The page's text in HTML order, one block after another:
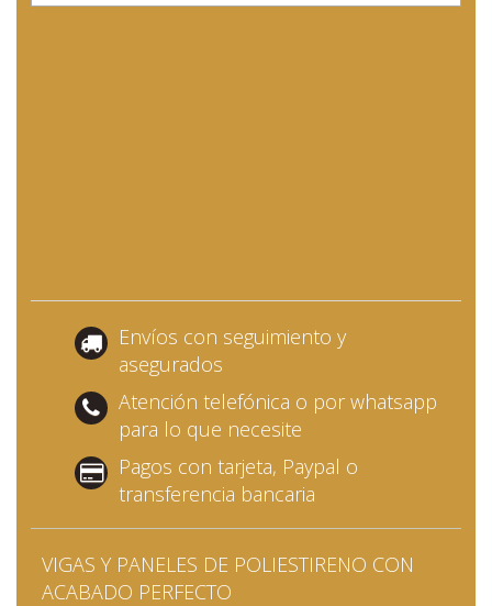
Envíos con seguimiento y
asegurados
Atención telefónica o por whatsapp
para lo que necesite
Pagos con tarjeta, Paypal o
transferencia bancaria
VIGAS Y PANELES DE POLIESTIRENO CON
ACABADO PERFECTO